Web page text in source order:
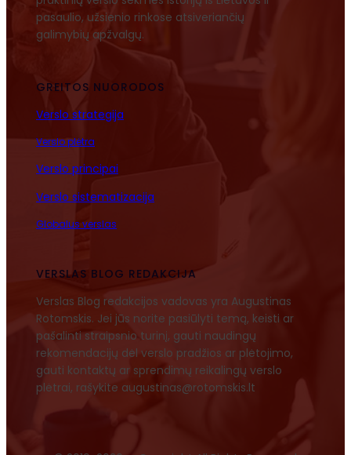
pasaulio, užsienio rinkose atsiveriančių
galimybių apžvalgų.
GREITOS NUORODOS
Verslo strategija
Verslo plėtra
Verslo principai
Verslo sistematizacija
Globalus verslas
VERSLAS BLOG REDAKCIJA
Verslas Blog redakcijos vadovas yra Augustinas
Rotomskis. Jei jūs norite pasiūlyti temą, keisti ar
pašalinti straipsnio turinį, gauti naudingų
rekomendacijų dėl verslo pradžios ar plėtojimo,
gauti kontaktų ar sprendimų reikalingų verslo
plėtrai, rašykite augustinas@rotomskis.lt